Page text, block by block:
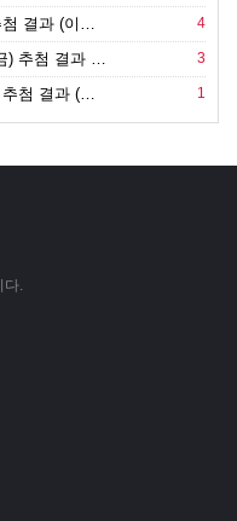
첨 결과 (이… 4
) 추첨 결과 … 3
추첨 결과 (… 1
다.